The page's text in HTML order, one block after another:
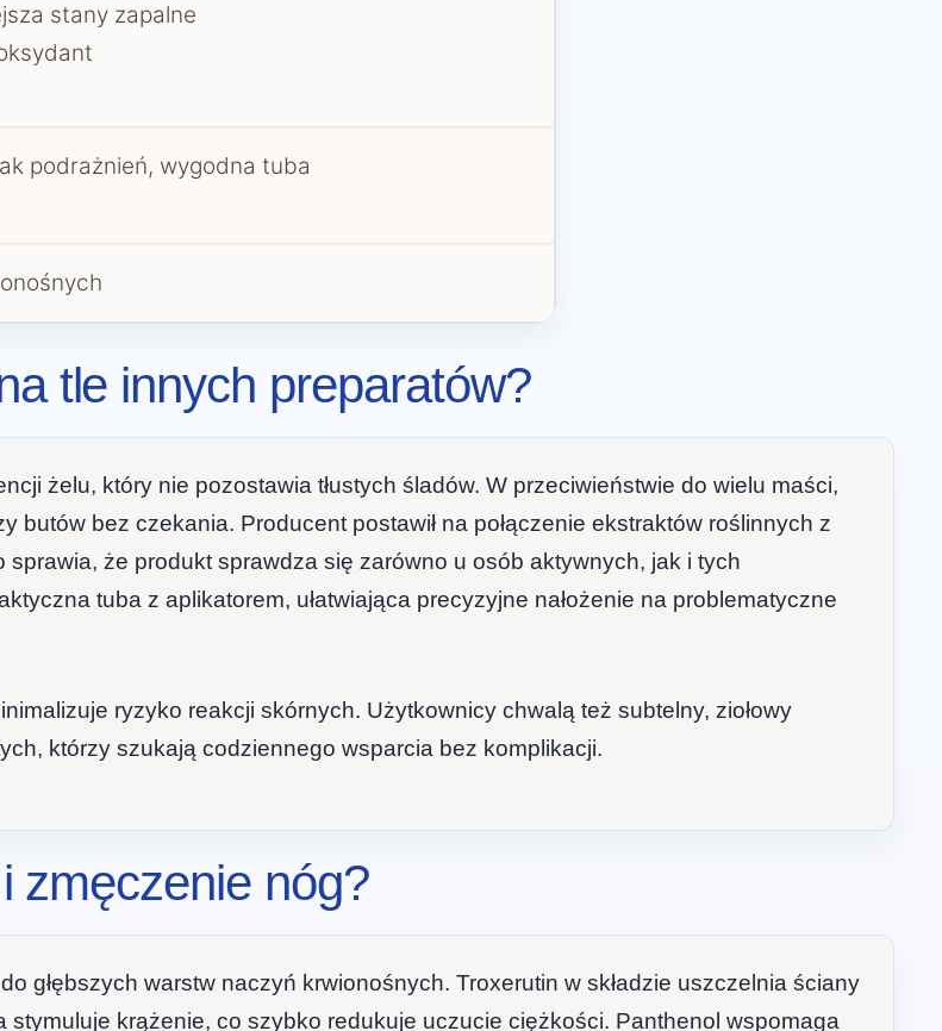
stany zapalne
podrażnień, wygodna tuba
tle innych preparatów?
żelu, który nie pozostawia tłustych śladów. W przeciwieństwie do wielu maści,
butów bez czekania. Producent postawił na połączenie ekstraktów roślinnych z
że produkt sprawdza się zarówno u osób aktywnych, jak i tych
tuba z aplikatorem, ułatwiająca precyzyjne nałożenie na problematyczne
ryzyko reakcji skórnych. Użytkownicy chwalą też subtelny, ziołowy
którzy szukają codziennego wsparcia bez komplikacji.
zmęczenie nóg?
głębszych warstw naczyń krwionośnych. Troxerutin w składzie uszczelnia ściany
stymuluje krążenie, co szybko redukuje uczucie ciężkości. Panthenol wspomaga